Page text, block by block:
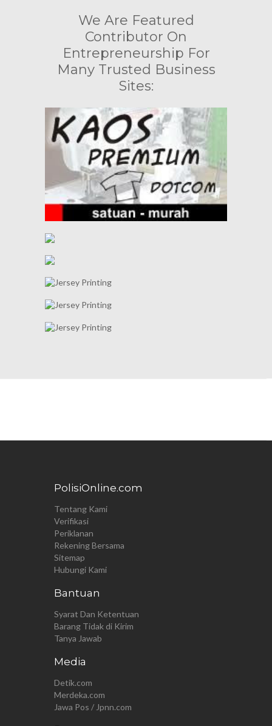
We Are Featured
Contributor On
Entrepreneurship For
Many Trusted Business
Sites:
PolisiOnline.com
Tentang Kami
Verifikasi
Periklanan
Rekening Bersama
Sitemap
Hubungi Kami
Bantuan
Syarat Dan Ketentuan
Barang Tidak di Kirim
Tanya Jawab
Media
Detik.com
Merdeka.com
Jawa Pos / Jpnn.com